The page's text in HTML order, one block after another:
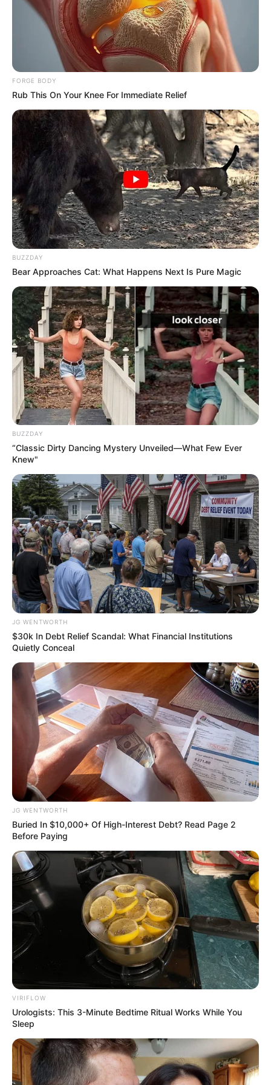
Why this ordinary drink is the secret to feeling your
best every day
CTA FAVORITE
Remember The Justin Timberlake Moment That
Defined The 2000s?
BRAINBERRIES
Why everything you thought you knew about water
might be wrong
CTA LOVE
It's The End Of The Road: The Worst TV Series
Finales Of All Time
BRAINBERRIES
Scientists Happened Upon The Most Terrifying
Discovery
BRAINBERRIES
The Instagram Model Who Spent A Fortune To Look
Like Barbie
BRAINBERRIES
FORGE BODY
Rub This On Your Knee For Immediate Relief
BUZZDAY
Bear Approaches Cat: What Happens Next Is Pure Magic
BUZZDAY
“Classic Dirty Dancing Mystery Unveiled—What Few Ever
Knew"
JG WENTWORTH
$30k In Debt Relief Scandal: What Financial Institutions
Quietly Conceal
JG WENTWORTH
Buried In $10,000+ Of High-Interest Debt? Read Page 2
Before Paying
VIRIFLOW
Urologists: This 3-Minute Bedtime Ritual Works While You
Sleep